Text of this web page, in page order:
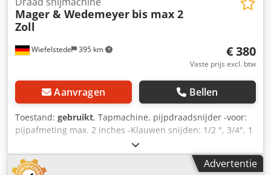
Wiefelstede 395 km
Mager & Wedemeyer bis max 2
Zoll
€ 380
Vaste prijs excl. btw
Aanvragen Bellen
Toestand: gebruikt, Tapmachine, pijpdraadsnijder -voor:
pijpafmeting max. 2 inches -Klauwen snijden: 1/2 ", 3/4", 1
", 1 1/4", 1 1/2 " -Maten: 510/360 / H240 mm Dedpfx Aajdm
T S Asyock -gewicht: 64 kg
Advertentie